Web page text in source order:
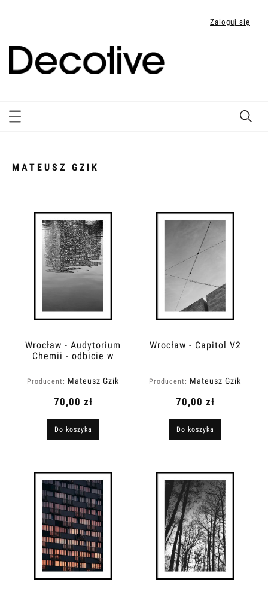
Zaloguj się
MATEUSZ GZIK
Wrocław - Audytorium
Chemii - odbicie w
Producent: Mateusz Gzik
70,00 zł
Do koszyka
Wrocław - Capitol V2
Producent: Mateusz Gzik
70,00 zł
Do koszyka